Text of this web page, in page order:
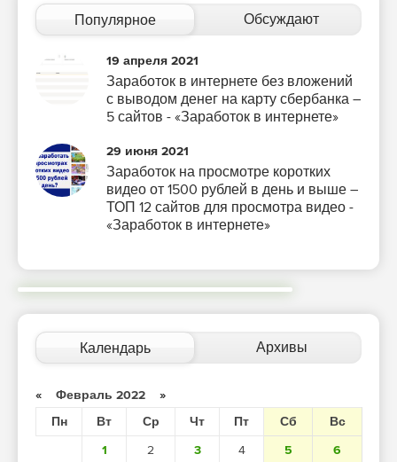
Популярное Обсуждают
19 апреля 2021
Заработок в интернете без вложений
с выводом денег на карту сбербанка –
5 сайтов - «Заработок в интернете»
29 июня 2021
Заработок на просмотре коротких
видео от 1500 рублей в день и выше –
ТОП 12 сайтов для просмотра видео -
«Заработок в интернете»
Календарь Архивы
« Февраль 2022 »
Пн
Вт Ср Чт Пт Сб
Вс
1
2 3 4 5
6